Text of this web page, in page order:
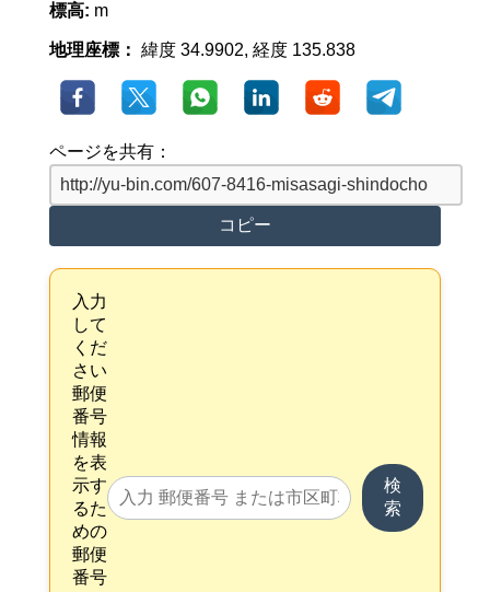
標高: m
地理座標： 緯度 34.9902, 経度 135.838
ページを共有：
コピー
入力
して
くだ
さい
郵便
番号
情報
を表
示す
るた
めの
郵便
番号
検
索